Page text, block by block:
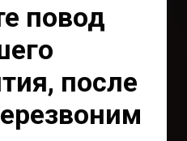
повод
после